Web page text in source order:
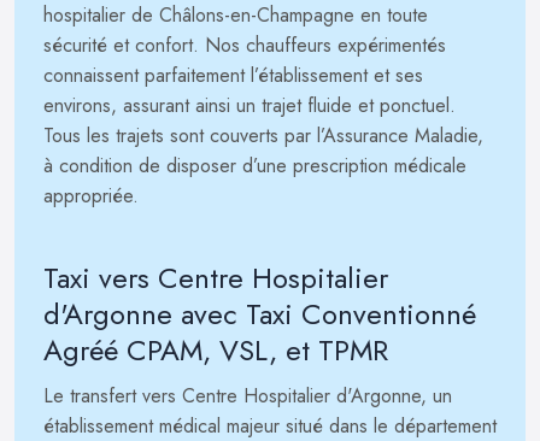
hospitalier de Châlons-en-Champagne en toute
sécurité et confort. Nos chauffeurs expérimentés
connaissent parfaitement l’établissement et ses
environs, assurant ainsi un trajet fluide et ponctuel.
Tous les trajets sont couverts par l’Assurance Maladie,
à condition de disposer d’une prescription médicale
appropriée.
Taxi vers Centre Hospitalier
d'Argonne avec Taxi Conventionné
Agréé CPAM, VSL, et TPMR
Le transfert vers Centre Hospitalier d'Argonne, un
établissement médical majeur situé dans le département